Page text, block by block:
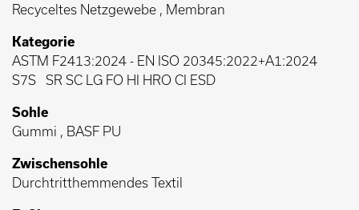
Recyceltes Netzgewebe , Membran
Kategorie
ASTM F2413:2024 - EN ISO 20345:2022+A1:2024
S7S
SR SC LG FO HI HRO CI ESD
Sohle
Gummi , BASF PU
Zwischensohle
Durchtritthemmendes Textil